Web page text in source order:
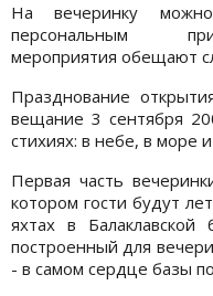
На вечеринку
персональным
мероприятия обещают
Празднование
вещание 3 сентября
стихиях: в небе, в море
Первая часть
котором гости будут
яхтах в
построенный для
- в самом сердце базы